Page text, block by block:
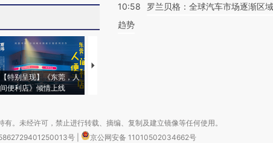
【特别呈现】《东莞，人
间便利店》倾情上线
【推广】走进第四届链博
10:58
罗兰贝格：全球汽车市场逐渐区
趋势
。未经许可，禁止进行转载、摘编、复制及建立镜像等任何使用。
号 京公网安备 11010502034662号